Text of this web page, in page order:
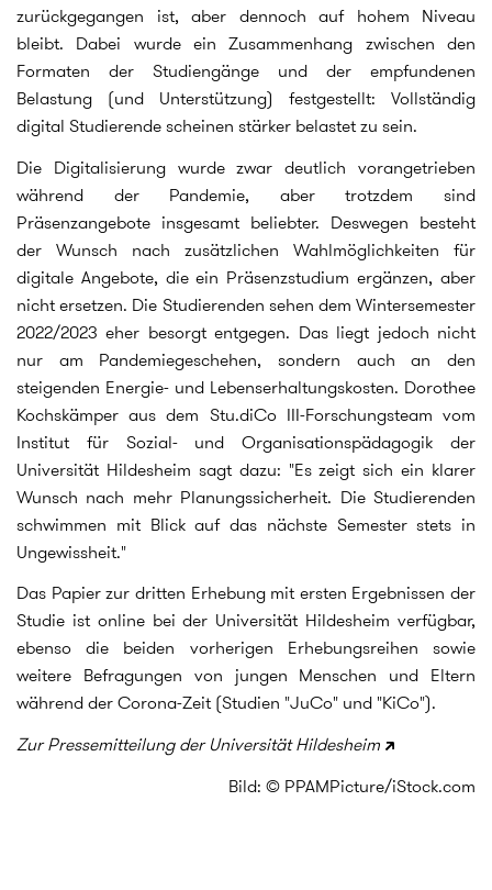
zurückgegangen ist, aber dennoch auf hohem Niveau
bleibt. Dabei wurde ein Zusammenhang zwischen den
Formaten der Studiengänge und der empfundenen
Belastung (und Unterstützung) festgestellt: Vollständig
digital Studierende scheinen stärker belastet zu sein.
Die Digitalisierung wurde zwar deutlich vorangetrieben
während der Pandemie, aber trotzdem sind
Präsenzangebote insgesamt beliebter. Deswegen besteht
der Wunsch nach zusätzlichen Wahlmöglichkeiten für
digitale Angebote, die ein Präsenzstudium ergänzen, aber
nicht ersetzen. Die Studierenden sehen dem Wintersemester
2022/2023 eher besorgt entgegen. Das liegt jedoch nicht
nur am Pandemiegeschehen, sondern auch an den
steigenden Energie- und Lebenserhaltungskosten. Dorothee
Kochskämper aus dem Stu.diCo III-Forschungsteam vom
Institut für Sozial- und Organisationspädagogik der
Universität Hildesheim sagt dazu: "Es zeigt sich ein klarer
Wunsch nach mehr Planungssicherheit. Die Studierenden
schwimmen mit Blick auf das nächste Semester stets in
Ungewissheit."
Das Papier zur dritten Erhebung mit ersten Ergebnissen der
Studie ist online bei der Universität Hildesheim verfügbar,
ebenso die beiden vorherigen Erhebungsreihen sowie
weitere Befragungen von jungen Menschen und Eltern
während der Corona-Zeit (Studien "JuCo" und "KiCo").
Zur Pressemitteilung der Universität Hildesheim
Bild: © PPAMPicture/iStock.com